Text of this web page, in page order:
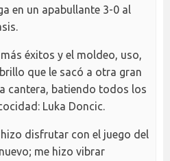
en un apabullante 3-0 al
éxitos y el moldeo, uso,
que le sacó a otra gran
cantera, batiendo todos los
Luka Doncic.
disfrutar con el juego del
me hizo vibrar